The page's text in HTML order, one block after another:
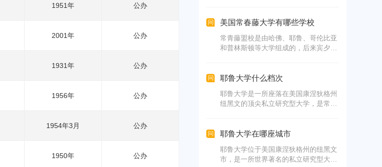
1951年 公办
2001年 公办
1931年 公办
1956年 公办
1954年3月 公办
1950年 公办
士顿大学已达到世界一流大学的水平。
美国社会享有崇高地位，被视为高质量
问 美国常春藤大学有哪些学校
常青藤盟校是由哈佛、耶鲁、哥伦比亚
和普林斯顿等大学组成的，后来宾夕法
以来享有很高的声誉。
问 耶鲁大学什么档次
耶鲁大学是一所座落在美国康涅狄格州
纽黑文的顶尖私立研究型大学，是常春
最负盛名之一。在人文科学、社会科
个领域有卓越学术声誉，教授团队由世
界级学者组成，校友网络遍布全球，包
问 耶鲁大学在哪座城市
耶鲁大学位于美国康涅狄格州的纽黑文
市，是一所世界著名的私立研究型大